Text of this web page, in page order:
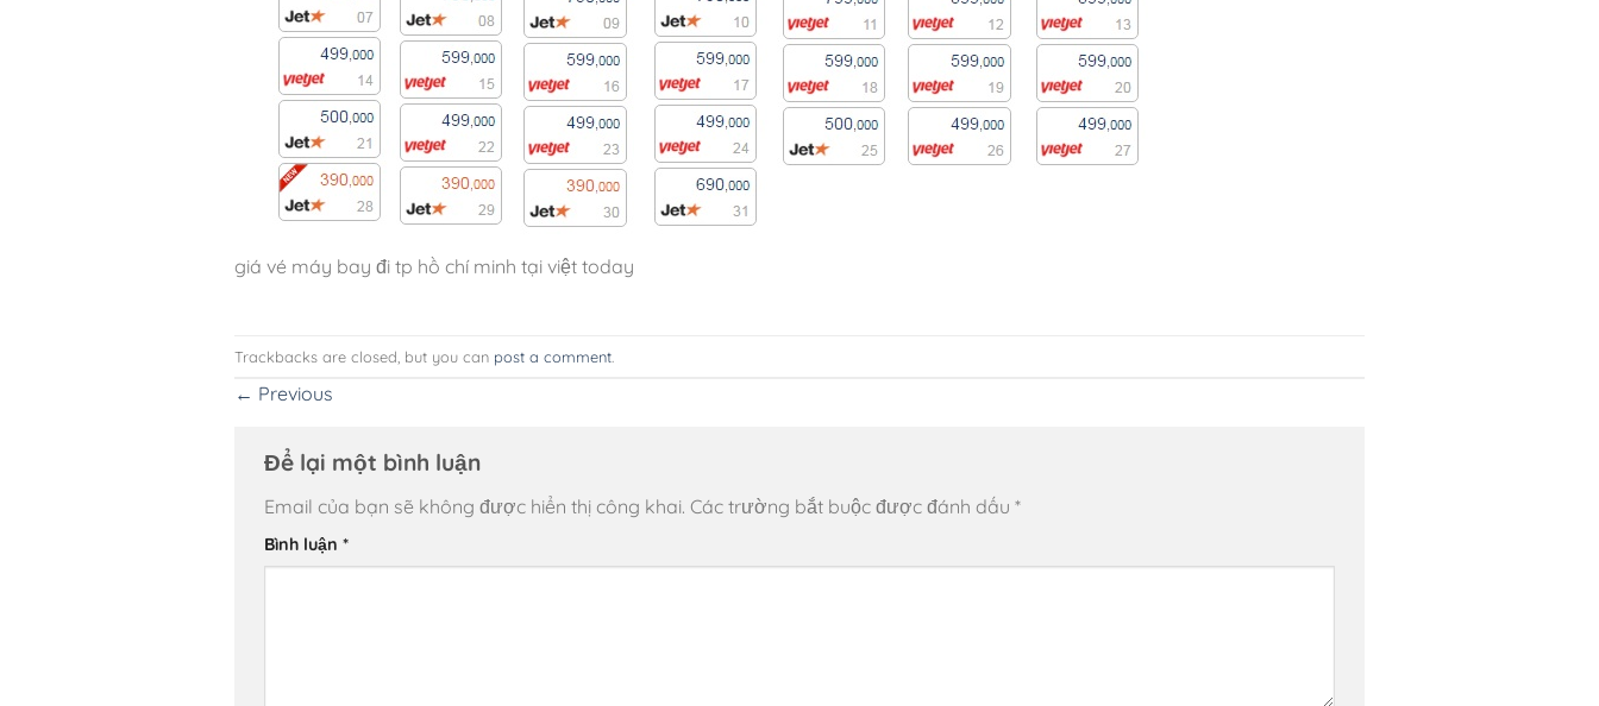
giá vé máy bay đi tp hồ chí minh tại việt today
Trackbacks are closed, but you can post a comment
← Previous
Để lại một bình luận
Email của bạn sẽ không được hiển thị công khai. Các trường bắt buộc được đánh dấu *
Bình luận *